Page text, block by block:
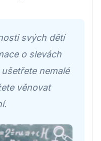
svých dětí
o slevách
nemalé
věnovat